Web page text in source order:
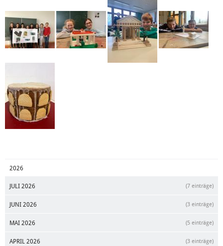
2026
JULI 2026 (7 einträge)
JUNI 2026 (3 einträge)
MAI 2026 (5 einträge)
APRIL 2026 (3 einträge)